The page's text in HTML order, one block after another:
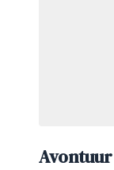
Avontuur